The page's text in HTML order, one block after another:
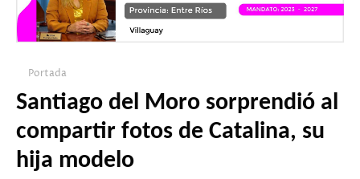
Portada
Santiago del Moro sorprendió al
compartir fotos de Catalina, su
hija modelo